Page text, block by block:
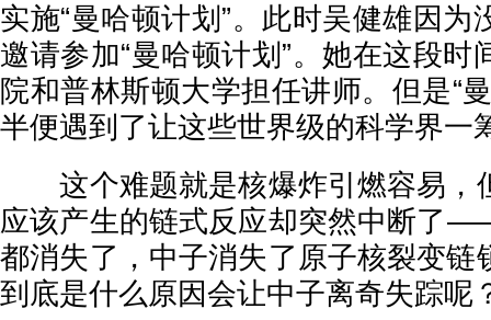
实施“曼哈顿计划”。此时吴健雄因为
邀请参加“曼哈顿计划”。她在这段时
院和普林斯顿大学担任讲师。但是“
半便遇到了让这些世界级的科学界一
这个难题就是核爆炸引燃容易，
应该产生的链式反应却突然中断了
都消失了，中子消失了原子核裂变链
到底是什么原因会让中子离奇失踪呢